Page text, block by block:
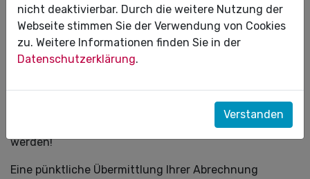
Letzter Abgabetermin für die Abrechnung von
Leistungen im:
Februar 2023 (Monatsabrechnung)
Frühere Übermittlungen sind selbstverständlich
möglich. Später übermittelte Abrechnungen können im
laufenden Monat oder Quartal nicht berücksichtigt
werden!
Eine pünktliche Übermittlung Ihrer Abrechnung
nicht deaktivierbar. Durch die weitere Nutzung der
Webseite stimmen Sie der Verwendung von Cookies
zu. Weitere Informationen finden Sie in der
Datenschutzerklärung.
Verstanden